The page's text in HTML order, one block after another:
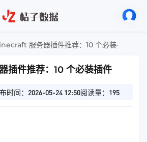
服务器插件推荐：10 个必装插件
插件推荐：10 个必装插件
时间：2026-05-24 12:50阅读量：195